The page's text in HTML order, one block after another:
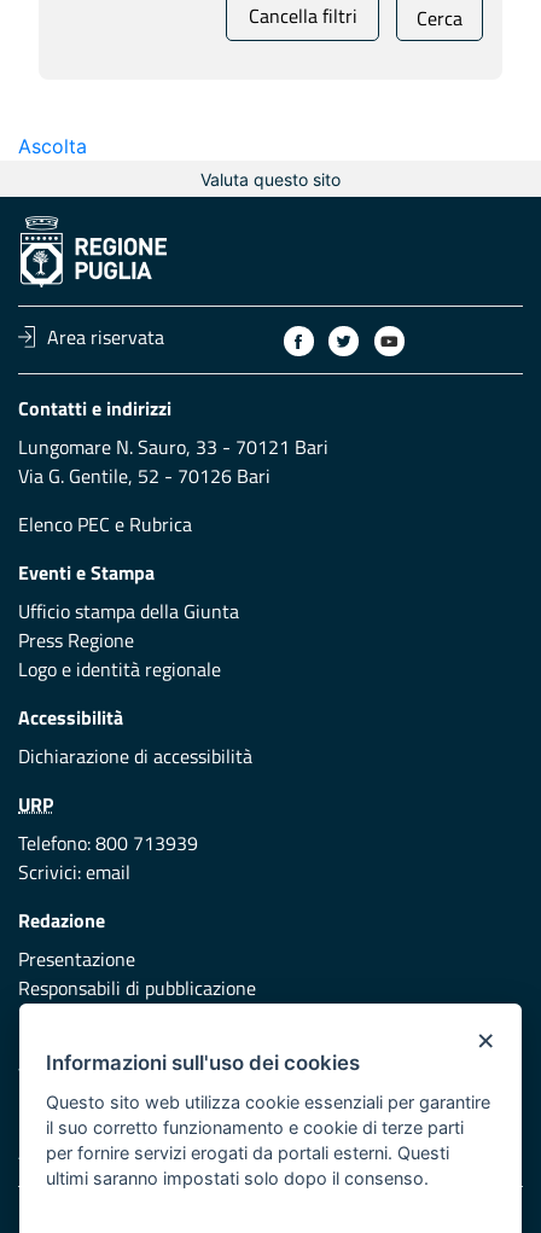
Cancella filtri Cerca
Ascolta
Valuta questo sito
Area riservata
Contatti e indirizzi
Lungomare N. Sauro, 33 - 70121 Bari
Via G. Gentile, 52 - 70126 Bari
Elenco PEC e Rubrica
Eventi e Stampa
Ufficio stampa della Giunta
Press Regione
Logo e identità regionale
Accessibilità
Dichiarazione di accessibilità
URP
Telefono: 800 713939
Scrivici:email
Redazione
Presentazione
Responsabili di pubblicazione
Vai al sito di Protezione Civile Puglia
Iniziativa finanziata con risorse del POR Puglia 2014/2020 -
Asse XI
×
Informazioni sull'uso dei cookies
Questo sito web utilizza cookie essenziali per garantire
il suo corretto funzionamento e cookie di terze parti
per fornire servizi erogati da portali esterni. Questi
ultimi saranno impostati solo dopo il consenso.